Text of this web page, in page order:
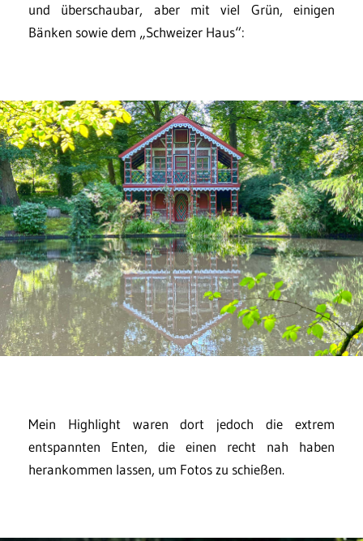
und überschaubar, aber mit viel Grün, einigen
Bänken sowie dem „Schweizer Haus“:
Mein Highlight waren dort jedoch die extrem
entspannten Enten, die einen recht nah haben
herankommen lassen, um Fotos zu schießen.